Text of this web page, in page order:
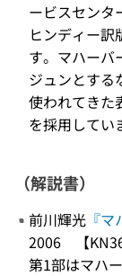
ービスセン
ヒンディー
す。マハーバ
ジュンとする
使われてきた
を採用してい
（解説書）
前川輝光 『
2006 【
第1部はマハ